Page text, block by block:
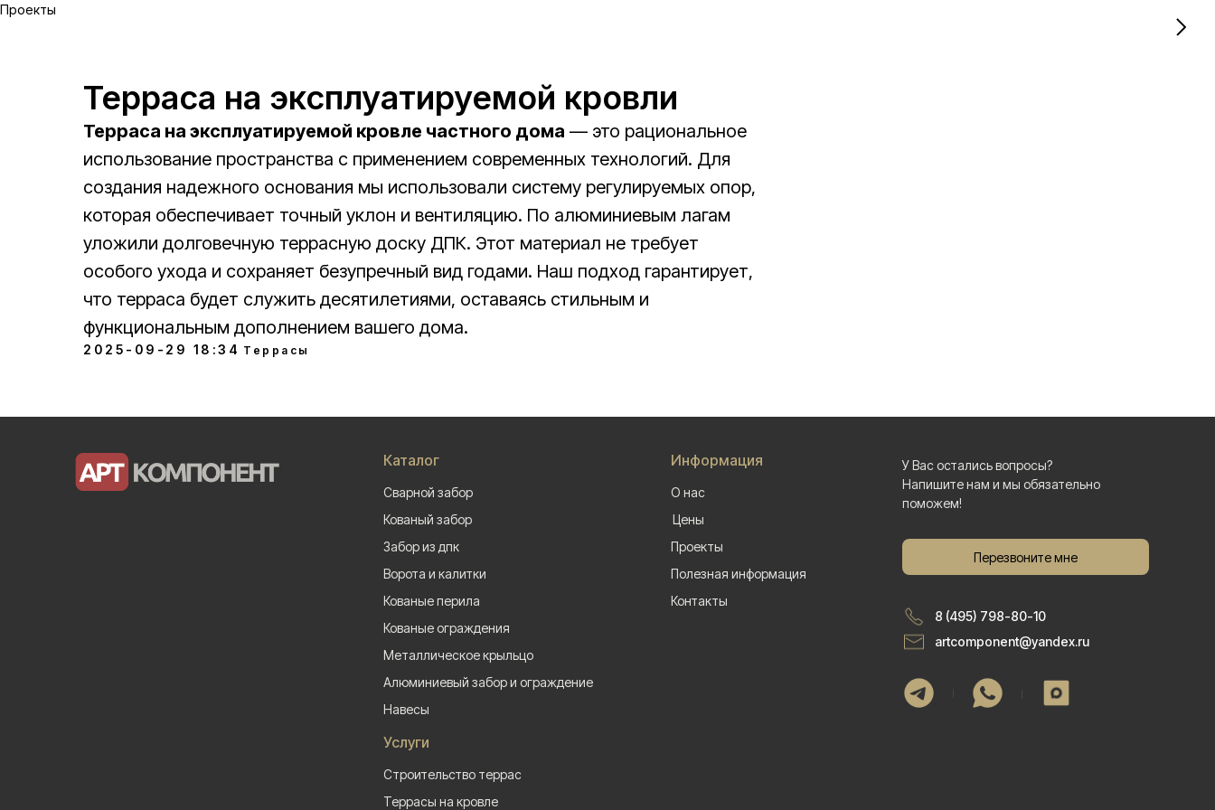
Проекты
Терраса на эксплуатируемой кровли
Терраса на эксплуатируемой кровле частного дома — это рациональное
использование пространства с применением современных технологий. Для
создания надежного основания мы использовали систему регулируемых опор,
которая обеспечивает точный уклон и вентиляцию. По алюминиевым лагам
уложили долговечную террасную доску ДПК. Этот материал не требует
особого ухода и сохраняет безупречный вид годами. Наш подход гарантирует,
что терраса будет служить десятилетиями, оставаясь стильным и
функциональным дополнением вашего дома.
2025-09-29 18:34 Террасы
Каталог
Сварной забор
Кованый забор
Забор из дпк
Ворота и калитки
Металлическое крыльцо
Навесы
Алюминиевый забор и ограждение
Кованые ограждения
Кованые перила
Строительство террас
Террасы на кровле
Услуги
Информация
О нас
Цены
Проекты
Полезная информация
Контакты
Перезвоните мне
У Вас остались вопросы?
Напишите нам и мы обязательно
поможем!
8 (495) 798-80-10
artcomponent@yandex.ru